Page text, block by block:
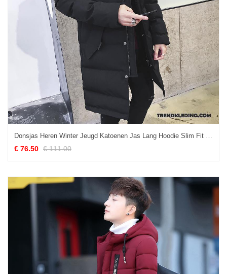
Donsjas Heren Winter Jeugd Katoenen Jas Lang Hoodie Slim Fit Zwart
€ 76.50 € 111.00